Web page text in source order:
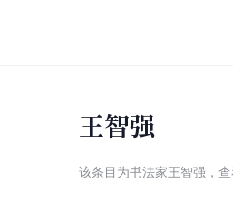
王智强
该条目为书法家王智强 ，